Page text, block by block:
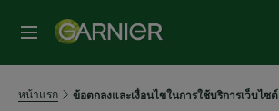
หน้าแรก ข้อตกลงและเงื่อนไขในการใช้บริการเว็บไซต์